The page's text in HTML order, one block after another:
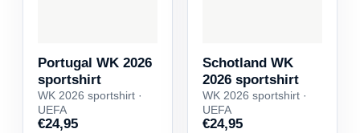
Portugal WK 2026
sportshirt
WK 2026 sportshirt ·
UEFA
€24,95
Schotland WK
2026 sportshirt
WK 2026 sportshirt ·
UEFA
€24,95